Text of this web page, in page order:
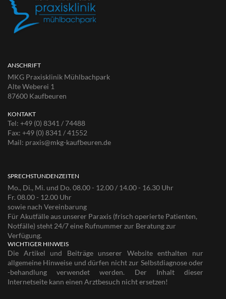
ANSCHRIFT
MKG Praxisklinik Mühlbachpark
Alte Weberei 1
87600 Kaufbeuren
KONTAKT
Tel: +49 (0) 8341 / 74488
Fax: +49 (0) 8341 / 41552
Mail: praxis@mkg-kaufbeuren.de
SPRECHSTUNDENZEITEN
Mo., Di., Mi. und Do. 08.00 - 12.00 / 14.00 - 16.30 Uhr
Fr. 08.00 - 12.00 Uhr
sowie nach Vereinbarung
Für Akutfälle aus unserer Paraxis (frisch operierte Patienten,
Notfälle) steht 24/7 eine Rufnummer zur Beratung zur
Verfügung.
WICHTIGER HINWEIS
Die Artikel und Beiträge unserer Website enthalten nur
allgemeine Hinweise und dürfen nicht zur Selbstdiagnose oder
-behandlung verwendet werden. Der Inhalt dieser
Internetseite kann einen Arztbesuch nicht ersetzen!